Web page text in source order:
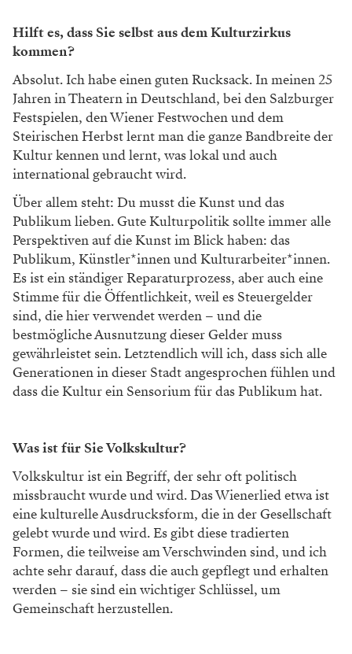
Hilft es, dass Sie selbst aus dem Kulturzirkus
kommen?
Absolut. Ich habe einen guten Rucksack. In meinen 25
Jahren in Theatern in Deutschland, bei den Salzburger
Festspielen, den Wiener Festwochen und dem
Steirischen Herbst lernt man die ganze Bandbreite der
Kultur kennen und lernt, was lokal und auch
international gebraucht wird.
Über allem steht: Du musst die Kunst und das
Publikum lieben. Gute Kulturpolitik sollte immer alle
Perspektiven auf die Kunst im Blick haben: das
Publikum, Künstler*innen und Kulturarbeiter*innen.
Es ist ein ständiger Reparaturprozess, aber auch eine
Stimme für die Öffentlichkeit, weil es Steuergelder
sind, die hier verwendet werden – und die
bestmögliche Ausnutzung dieser Gelder muss
gewährleistet sein. Letztendlich will ich, dass sich alle
Generationen in dieser Stadt angesprochen fühlen und
dass die Kultur ein Sensorium für das Publikum hat.
Was ist für Sie Volkskultur?
Volkskultur ist ein Begriff, der sehr oft politisch
missbraucht wurde und wird. Das Wienerlied etwa ist
eine kulturelle Ausdrucksform, die in der Gesellschaft
gelebt wurde und wird. Es gibt diese tradierten
Formen, die teilweise am Verschwinden sind, und ich
achte sehr darauf, dass die auch gepflegt und erhalten
werden – sie sind ein wichtiger Schlüssel, um
Gemeinschaft herzustellen.